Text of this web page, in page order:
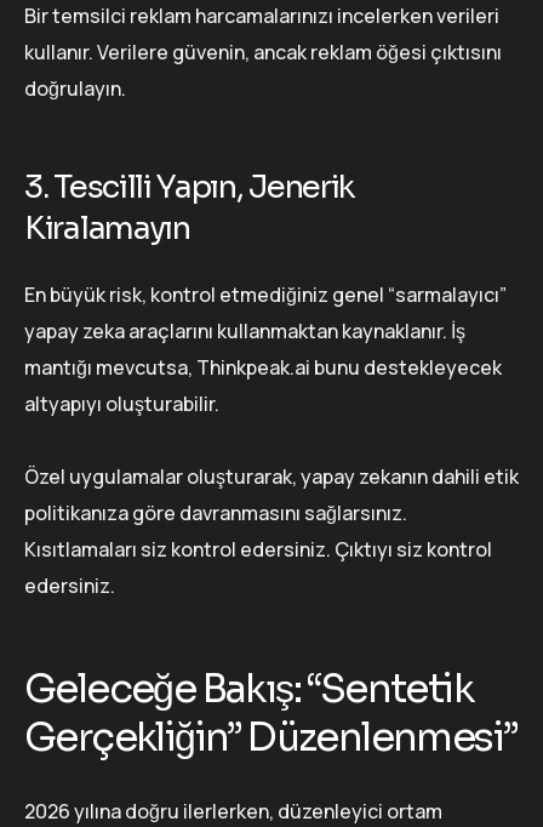
Bir temsilci reklam harcamalarınızı incelerken verileri
kullanır. Verilere güvenin, ancak reklam öğesi çıktısını
doğrulayın.
3. Tescilli Yapın, Jenerik
Kiralamayın
En büyük risk, kontrol etmediğiniz genel “sarmalayıcı”
yapay zeka araçlarını kullanmaktan kaynaklanır. İş
mantığı mevcutsa, Thinkpeak.ai bunu destekleyecek
altyapıyı oluşturabilir.
Özel uygulamalar oluşturarak, yapay zekanın dahili etik
politikanıza göre davranmasını sağlarsınız.
Kısıtlamaları siz kontrol edersiniz. Çıktıyı siz kontrol
edersiniz.
Geleceğe Bakış: “Sentetik
Gerçekliğin” Düzenlenmesi”
2026 yılına doğru ilerlerken, düzenleyici ortam